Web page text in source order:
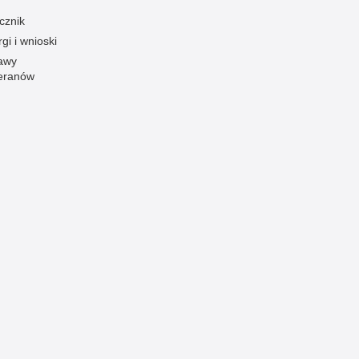
i odważni
publiczna
i wnioski